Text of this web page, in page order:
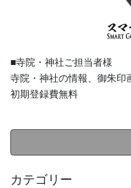
■寺院・神社ご担当者様
寺院・神社の情報、御朱印
初期登録費無料
カテゴリー